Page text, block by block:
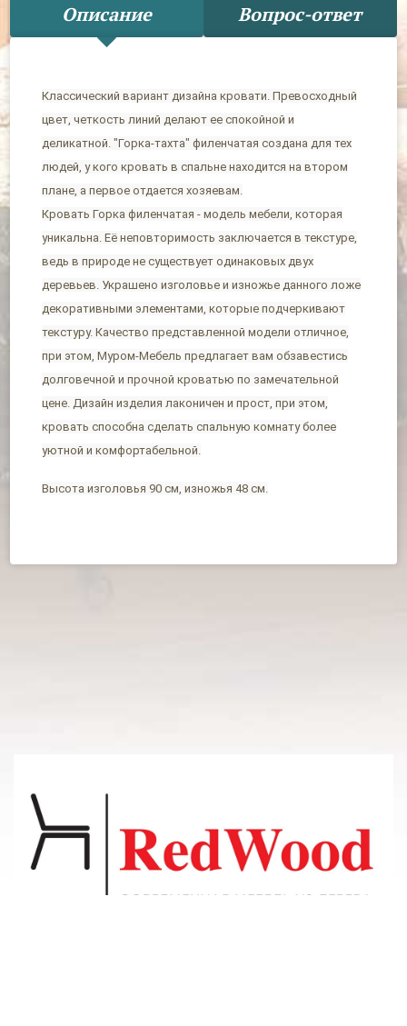
Описание Вопрос-ответ
Классический вариант дизайна кровати. Превосходный
цвет, четкость линий делают ее спокойной и
деликатной. "Горка-тахта" филенчатая создана для тех
людей, у кого кровать в спальне находится на втором
плане, а первое отдается хозяевам.
Кровать Горка филенчатая - модель мебели, которая
уникальна. Её неповторимость заключается в текстуре,
ведь в природе не существует одинаковых двух
деревьев. Украшено изголовье и изножье данного ложе
декоративными элементами, которые подчеркивают
текстуру. Качество представленной модели отличное,
при этом, Муром-Мебель предлагает вам обзавестись
долговечной и прочной кроватью по замечательной
цене. Дизайн изделия лаконичен и прост, при этом,
кровать способна сделать спальную комнату более
уютной и комфортабельной.
Высота изголовья 90 см, изножья 48 см.